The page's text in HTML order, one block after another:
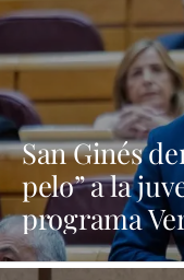
San Ginés
pelo” a la
programa